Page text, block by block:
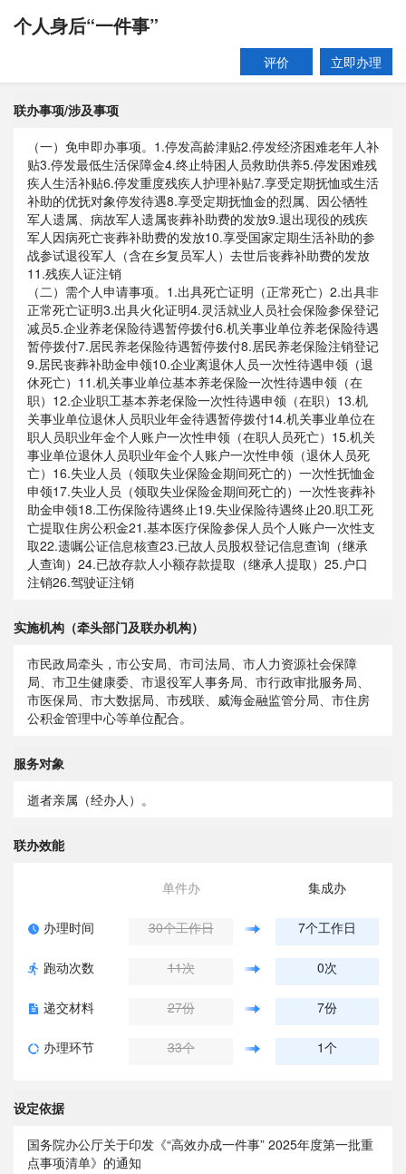
个人身后“一件事”
评价 立即办理
联办事项/涉及事项
（一）免申即办事项。1.停发高龄津贴2.停发经济困难老年人补
贴3.停发最低生活保障金4.终止特困人员救助供养5.停发困难残
疾人生活补贴6.停发重度残疾人护理补贴7.享受定期抚恤或生活
补助的优抚对象停发待遇8.享受定期抚恤金的烈属、因公牺牲
军人遗属、病故军人遗属丧葬补助费的发放9.退出现役的残疾
军人因病死亡丧葬补助费的发放10.享受国家定期生活补助的参
战参试退役军人（含在乡复员军人）去世后丧葬补助费的发放
11.残疾人证注销
（二）需个人申请事项。1.出具死亡证明（正常死亡）2.出具非
正常死亡证明3.出具火化证明4.灵活就业人员社会保险参保登记
减员5.企业养老保险待遇暂停拨付6.机关事业单位养老保险待遇
暂停拨付7.居民养老保险待遇暂停拨付8.居民养老保险注销登记
9.居民丧葬补助金申领10.企业离退休人员一次性待遇申领（退
休死亡）11.机关事业单位基本养老保险一次性待遇申领（在
职）12.企业职工基本养老保险一次性待遇申领（在职）13.机
关事业单位退休人员职业年金待遇暂停拨付14.机关事业单位在
职人员职业年金个人账户一次性申领（在职人员死亡）15.机关
事业单位退休人员职业年金个人账户一次性申领（退休人员死
亡）16.失业人员（领取失业保险金期间死亡的）一次性抚恤金
申领17.失业人员（领取失业保险金期间死亡的）一次性丧葬补
助金申领18.工伤保险待遇终止19.失业保险待遇终止20.职工死
亡提取住房公积金21.基本医疗保险参保人员个人账户一次性支
取22.遗嘱公证信息核查23.已故人员股权登记信息查询（继承
人查询）24.已故存款人小额存款提取（继承人提取）25.户口
注销26.驾驶证注销
实施机构（牵头部门及联办机构）
市民政局牵头，市公安局、市司法局、市人力资源社会保障
局、市卫生健康委、市退役军人事务局、市行政审批服务局、
市医保局、市大数据局、市残联、威海金融监管分局、市住房
公积金管理中心等单位配合。
服务对象
逝者亲属（经办人）。
联办效能
单件办 集成办
办理时间 30个工作日 7个工作日
跑动次数 11次 0次
递交材料 27份 7份
办理环节 33个 1个
设定依据
国务院办公厅关于印发《“高效办成一件事” 2025年度第一批重
点事项清单》的通知